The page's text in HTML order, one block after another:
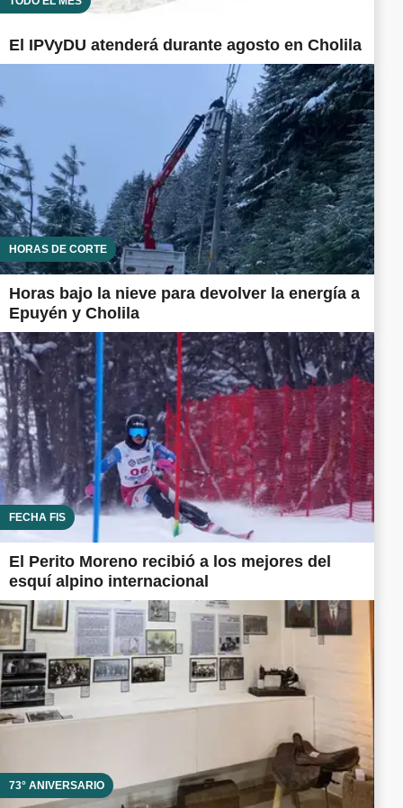
El IPVyDU atenderá durante agosto en Cholila
HORAS DE CORTE
Horas bajo la nieve para devolver la energía a
Epuyén y Cholila
FECHA FIS
El Perito Moreno recibió a los mejores del
esquí alpino internacional
73° ANIVERSARIO